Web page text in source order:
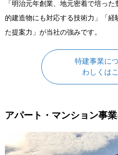
「明治元年創業、地元密着で培っ
的建造物にも対応する技術力」「
た提案力」が当社の強みです。
特建事業に
わしくは
アパート・マンション事